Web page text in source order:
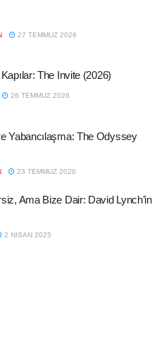
27 TEMMUZ 2026
The Invite (2026)
26 TEMMUZ 2026
Yabancılaşma: The Odyssey
23 TEMMUZ 2026
Ama Bize Dair: David Lynch’in
2 NISAN 2025